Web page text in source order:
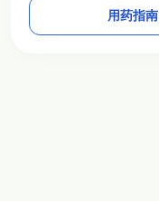
用药指南